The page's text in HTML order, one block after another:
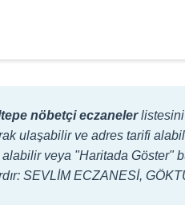
nöbetçi eczanelerlistesini
ulaşabilir ve adres tarifi
veya "Haritada Göster"
SEVLİM ECZANESİ,